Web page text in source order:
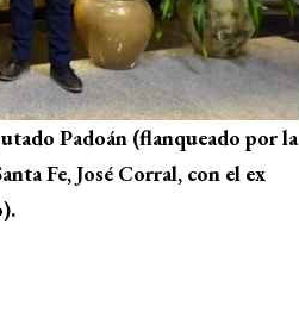
Padoán (flanqueado por la
Fe, José Corral, con el ex